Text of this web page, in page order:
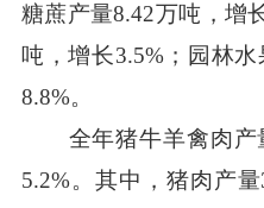
糖蔗产量8.42万吨，增
吨，增长3.5%；园林
8.8%。
全年猪牛羊禽肉产
5.2%。其中，猪肉产